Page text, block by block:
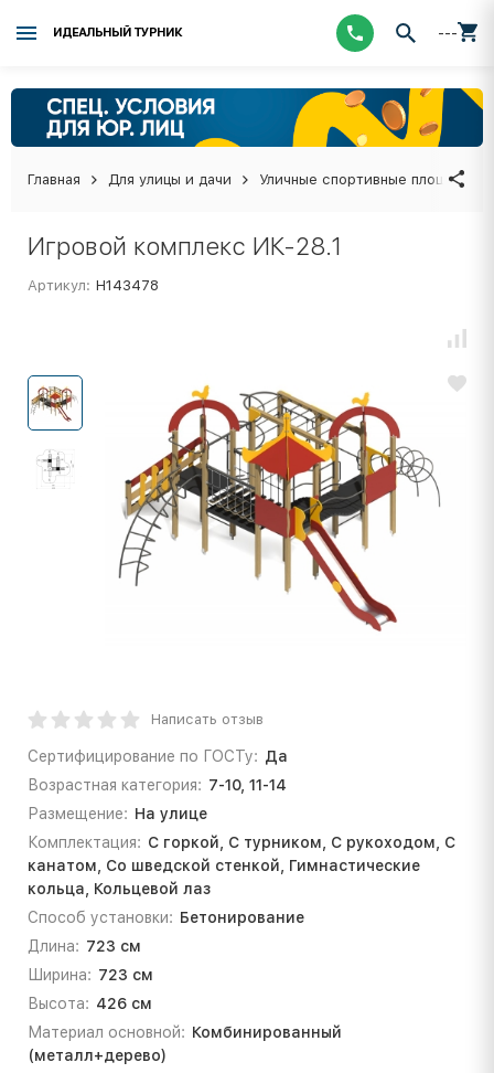
ИДЕАЛЬНЫЙ ТУРНИК ---
Главная Для улицы и дачи Уличные спортивные площадки
Игровой комплекс ИК-28.1
Артикул: Н143478
Написать отзыв
Сертифицирование по ГОСТу: Да
Возрастная категория: 7-10, 11-14
Размещение: На улице
Комплектация: С горкой, С турником, С рукоходом, С
канатом, Со шведской стенкой, Гимнастические
кольца, Кольцевой лаз
Способ установки: Бетонирование
Длина: 723 см
Ширина: 723 см
Высота: 426 см
Материал основной: Комбинированный
(металл+дерево)